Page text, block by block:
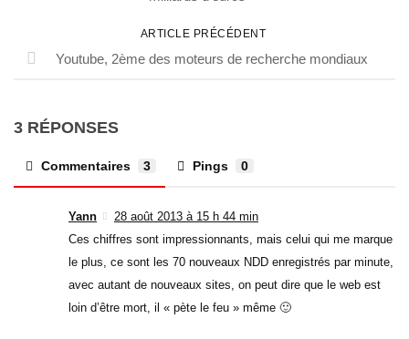
ARTICLE PRÉCÉDENT
Youtube, 2ème des moteurs de recherche mondiaux
3 RÉPONSES
Commentaires 3 Pings 0
Yann
28 août 2013 à 15 h 44 min
Ces chiffres sont impressionnants, mais celui qui me marque
le plus, ce sont les 70 nouveaux NDD enregistrés par minute,
avec autant de nouveaux sites, on peut dire que le web est
loin d’être mort, il « pète le feu » même 🙂